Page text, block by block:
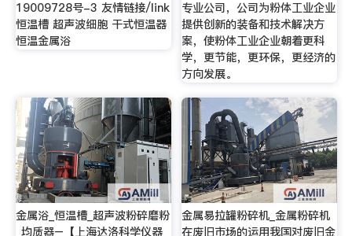
19009728号-3 友情链接/link
恒温槽 超声波细胞 干式恒温器
恒温金属浴
专业公司，公司为粉体工业企业
提供创新的装备和技术解决方
案，使粉体工业企业朝着更科
学，更节能，更环保，更经济的
方向发展。
金属浴_恒温槽_超声波粉碎磨粉
_均质器–【上海达洛科学仪器
金属易拉罐粉碎机_金属粉碎机
在废旧市场的运用我国对废旧金